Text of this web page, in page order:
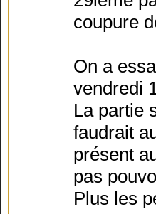
coupure
On a
vendredi
La partie
faudrait
présent
pas
Plus les